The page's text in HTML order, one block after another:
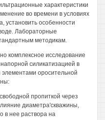
характеристики
во времени в условиях
установить особенности
Лабораторные
методикам.
комплексное исследование
силикатизацией в
оросительной
пропиткой через
диаметра'скважины,
в нее раствора на